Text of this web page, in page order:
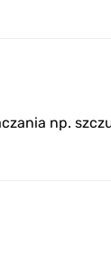
np.